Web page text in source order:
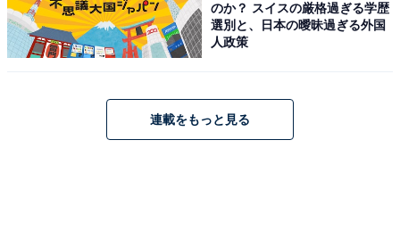
のか？ スイスの厳格過ぎる学歴
選別と、日本の曖昧過ぎる外国
人政策
連載をもっと見る